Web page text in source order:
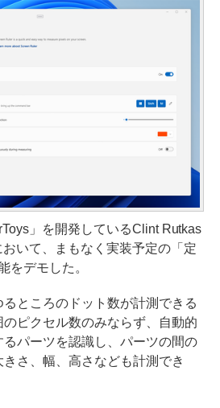
」を開発しているClint Rutkas
いて、まもなく実装予定の「定
をデモした。
ところのドット数が計測できる
ピクセル数のみならず、自動的
パーツを認識し、パーツの間の
さ、幅、高さなども計測でき